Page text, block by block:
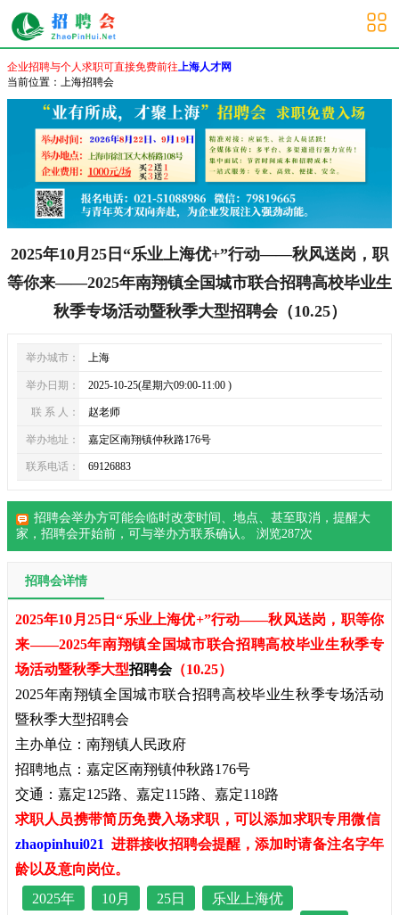
上海其他招聘会
企业招聘与个人求职可直接免费前往上海人才网
当前位置： 上海招聘会
2025年10月25日“乐业上海优+”行动——秋风送岗，职
等你来——2025年南翔镇全国城市联合招聘高校毕业生
秋季专场活动暨秋季大型招聘会（10.25）
举办城市： 上海
举办日期： 2025-10-25(星期六09:00-11:00 )
联 系 人： 赵老师
举办地址： 嘉定区南翔镇仲秋路176号
联系电话： 69126883
招聘会举办方可能会临时改变时间、地点、甚至取消，提醒大
家， 招聘会开始前，可与举办方联系确认。 浏览287次
招聘会详情
2025年10月25日“乐业上海优+”行动——秋风送岗，职等你
来——2025年南翔镇全国城市联合招聘高校毕业生秋季专
场活动暨秋季大型招聘会（10.25）
2025年南翔镇全国城市联合招聘高校毕业生秋季专场活动
暨秋季大型招聘会
主办单位：南翔镇人民政府
招聘地点：嘉定区南翔镇仲秋路176号
交通：嘉定125路、嘉定115路、嘉定118路
求职人员携带简历免费入场求职，可以添加求职专用微信
zhaopinhui021 进群接收招聘会提醒，添加时请备注名字年
龄以及意向岗位。
2025年
10月 25日
乐业上海优